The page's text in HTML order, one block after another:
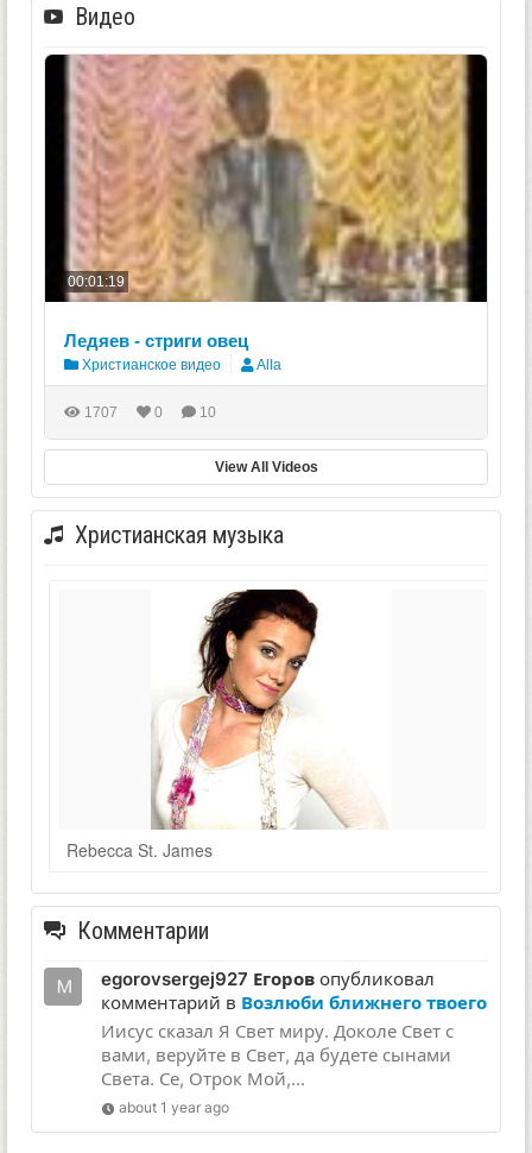
Видео
00:01:19
Ледяев - стриги овец
Христианское видео Alla
1707 0 10
View All Videos
Христианская музыка
Rebecca St. James
Комментарии
egorovsergej927 Егоров опубликовал
комментарий в Возлюби ближнего твоего
Иисус сказал Я Свет миру. Доколе Свет с
вами, веруйте в Свет, да будете сынами
Света. Се, Отрок Мой,...
about 1 year ago